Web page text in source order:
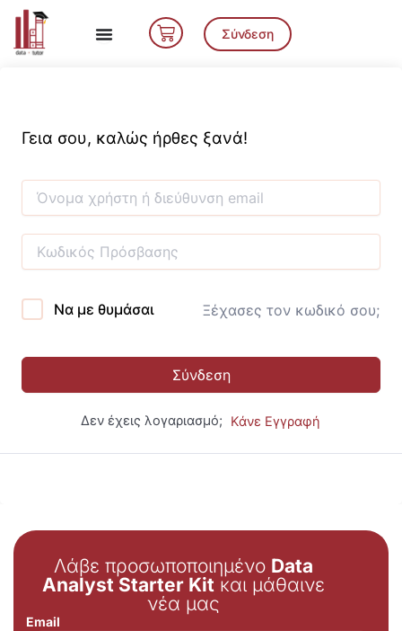
Μετάβαση
περιεχόμενο
Cart Σύνδεση
Γεια σου, καλώς ήρθες ξανά!
Να με θυμάσαι Ξέχασες τον κωδικό σου;
Σύνδεση
Δεν έχεις λογαριασμό; Κάνε Εγγραφή
Λάβε προσωποποιημένο Data
Analyst Starter Kit και μάθαινε
νέα μας
Email